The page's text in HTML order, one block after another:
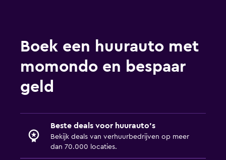
Boek een huurauto met
momondo en bespaar
geld
Beste deals voor huurauto's
Bekijk deals van verhuurbedrijven op meer
dan 70.000 locaties.